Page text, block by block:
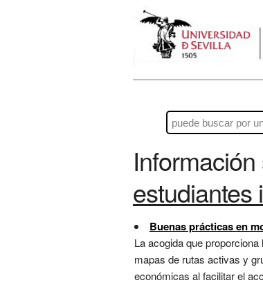
estudiantes
Buenas prácticas en
La acogida que
mapas de rutas activas y
económicas al facilitar el